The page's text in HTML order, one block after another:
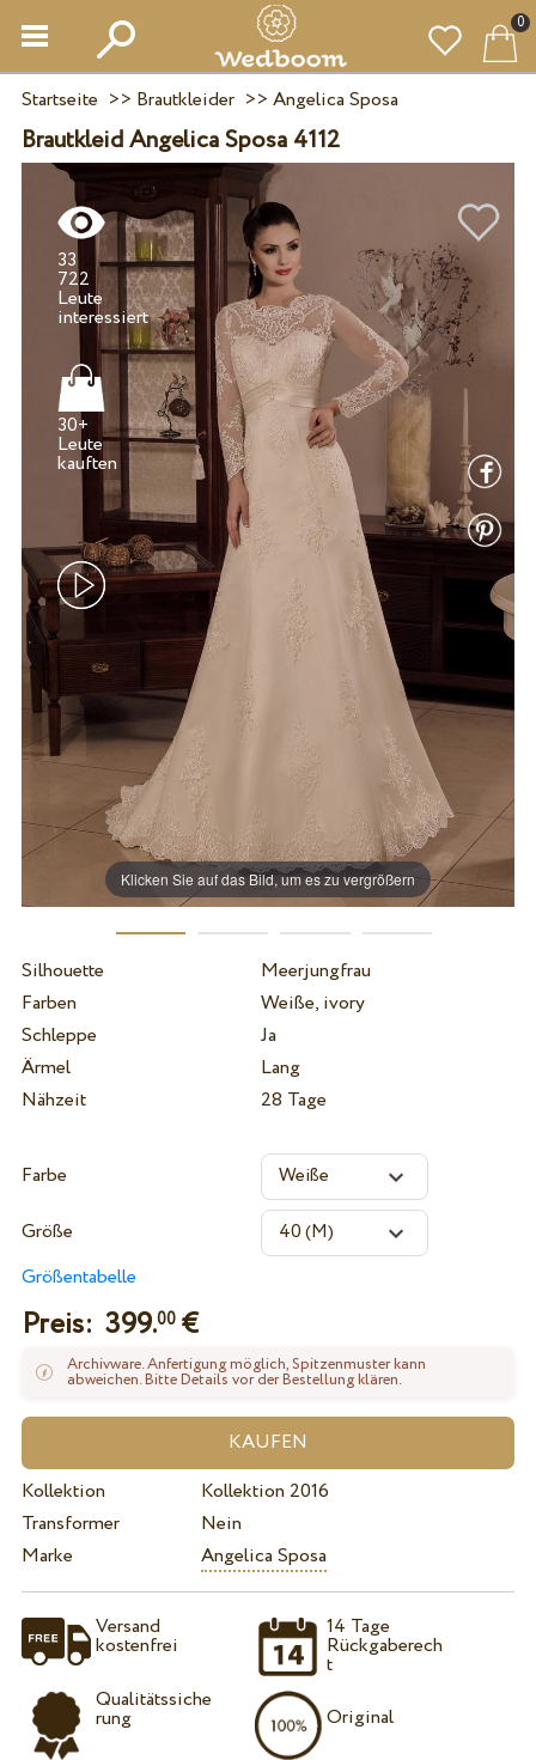
0
Startseite >> Brautkleider>> Angelica Sposa
Brautkleid Angelica Sposa 4112
Klicken Sie auf das Bild, um es zu vergrößern
33
722
Leute
interessiert
30+
Leute
Silhouette
Meerjungfrau
Farben
Weiße, ivory
Schleppe
Ja
Ärmel
Lang
Nähzeit
28 Tage
Farbe
Größe
Größentabelle
Preis: 399.00€
Archivware. Anfertigung möglich, Spitzenmuster kann
abweichen. Bitte Details vor der Bestellung klären.
Kollektion
Kollektion 2016
Transformer
Nein
Marke
Angelica Sposa
Versand
kostenfrei
Qualitätssiche
rung
14 Tage
Rückgaberech
t
Original